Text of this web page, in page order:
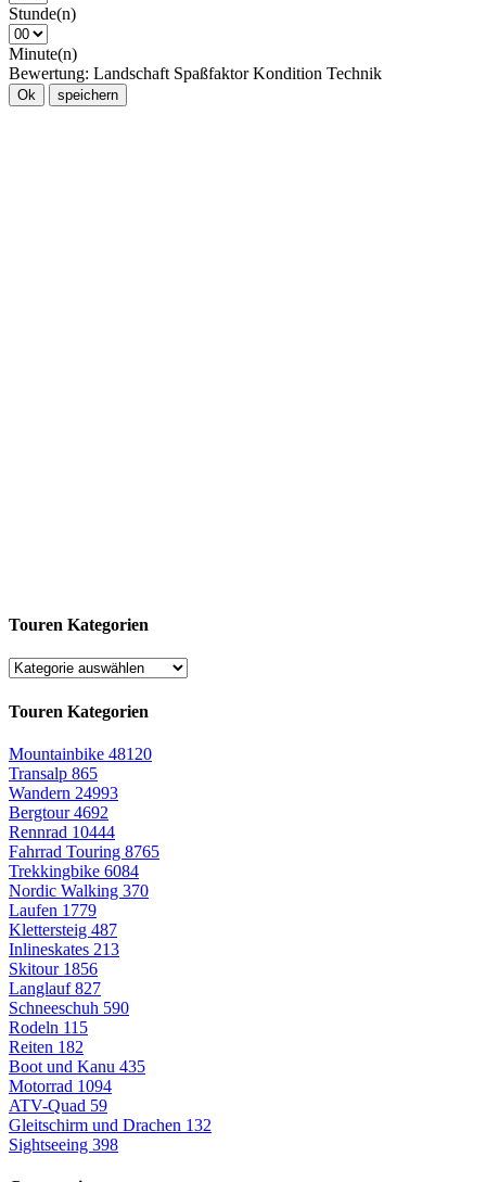
Stunde(n)
Minute(n)
Bewertung: Landschaft Spaßfaktor Kondition Technik
Ok speichern
Touren Kategorien
Touren Kategorien
Mountainbike 48120
Transalp 865
Wandern 24993
Bergtour4692
Rennrad 10444
Fahrrad Touring 8765
Trekkingbike 6084
Nordic Walking 370
Laufen 1779
Klettersteig 487
Inlineskates 213
Skitour 1856
Langlauf827
Schneeschuh 590
Rodeln 115
Reiten 182
Boot und Kanu 435
Motorrad 1094
ATV-Quad 59
Gleitschirm und Drachen 132
Sightseeing 398